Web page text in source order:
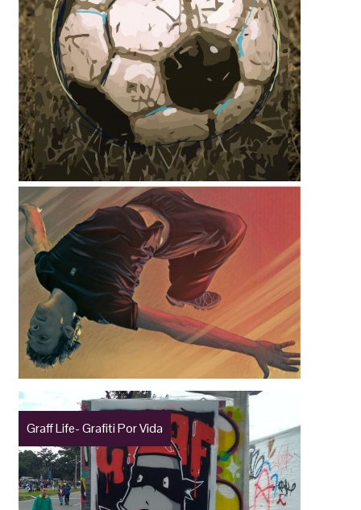
Graff Life- Grafiti Por Vida